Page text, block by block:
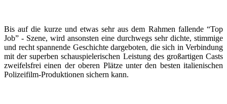
Bis auf die kurze und etwas sehr aus dem Rahmen fallende “Top
Job” - Szene, wird ansonsten eine durchwegs sehr dichte, stimmige
und recht spannende Geschichte dargeboten, die sich in Verbindung
mit der superben schauspielerischen Leistung des großartigen Casts
zweifelsfrei einen der oberen Plätze unter den besten italienischen
Polizeifilm-Produktionen sichern kann.